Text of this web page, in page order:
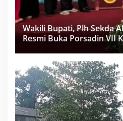
Wakili Bupati, Plh Sekda
Resmi Buka Porsadin VII